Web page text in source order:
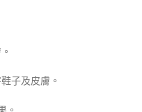
子及皮膚。